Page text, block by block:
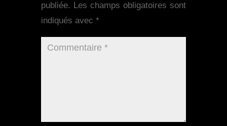
publiée. Les champs obligatoires sont
indiqués avec *